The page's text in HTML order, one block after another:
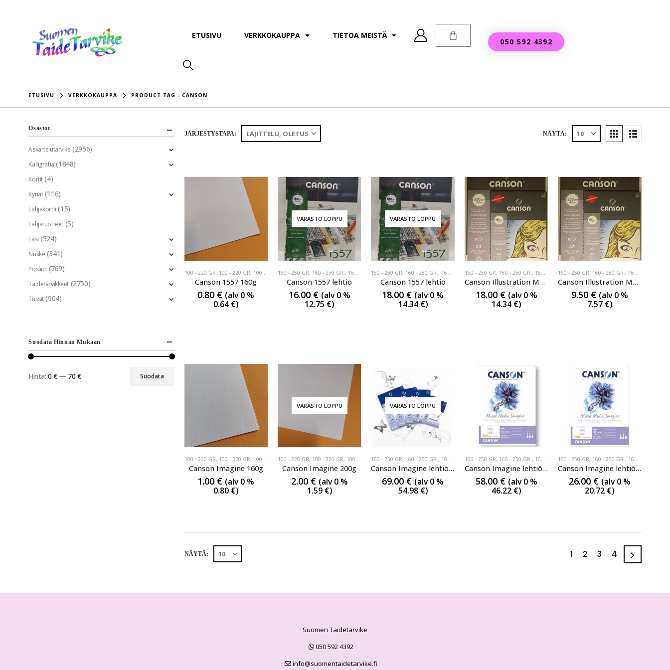
ETUSIVU VERKKOKAUPPA TIETOA MEISTÄ
050 592 4392
ETUSIVU VERKKOKAUPPA PRODUCT TAG - CANSON
JÄRJESTYSTAPA: NÄYTÄ:
100 - 220 GR, 100 - 220 GR, 100 -220 GR
Canson 1557 160g
0.80 € (alv 0 %
0.64 €)
VARASTO LOPPU
160 - 250 GR, 160 - 250 GR. , 160-250GR
Canson 1557 lehtiö
16.00 € (alv 0 %
12.75 €)
VARASTO LOPPU
160 - 250 GR, 160 - 250 GR. , 160-250GR
Canson 1557 lehtiö
18.00 € (alv 0 %
14.34 €)
160 - 250 GR, 160 - 250 GR. , 160-250GR
Canson Illustration Manga lehtiö 12 arkkia, A3, 250g
18.00 € (alv 0 %
14.34 €)
160 - 250 GR, 160 - 250 GR. , 160-250GR
Canson Illustration Manga lehtiö 12 arkkia, A4, 250g
9.50 € (alv 0 %
7.57 €)
100 - 220 GR, 100 - 220 GR, 100 -220 GR
Canson Imagine 160g
1.00 € (alv 0 %
0.80 €)
VARASTO LOPPU
100 - 220 GR, 100 - 220 GR, 100 -220 GR
Canson Imagine 200g
2.00 € (alv 0 %
1.59 €)
VARASTO LOPPU
160 - 250 GR, 160 - 250 GR., 160-250GR
Canson Imagine lehtiö, akvarelli, A1 60x84cm, 25 arkkia, 200g
69.00 € (alv 0 %
54.98 €)
160 - 250 GR, 160 - 250 GR., 160-250GR
Canson Imagine lehtiö, akvarelli, A2 42x60cm, 50 arkkia, 200g
58.00 € (alv 0 %
46.22 €)
160 - 250 GR, 160 - 250 GR., 160-250GR
Canson Imagine lehtiö, akvarelli, A3 29,7x42cm, 50 arkkia, 200g
26.00 € (alv 0 %
20.72 €)
NÄYTÄ: 1 2 3 4
Osastot
Askartelutarvike (2956)
Kalligrafia (1848)
Kortit (4)
Kynät (116)
Lahjakortti (15)
Lahjatuotteet (5)
Lasi (524)
Nukke (341)
Posliini (769)
Taidetarvikkeet (2750)
Tussit (904)
Suodata Hinnan Mukaan
Suodata
Hinta: 0 €— 70 €
Suomen Taidetarvike
050 592 4392
info@suomentaidetarvike.fi